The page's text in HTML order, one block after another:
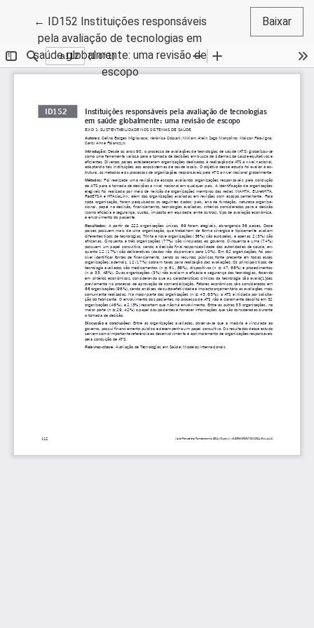
← Voltar aos Detalhes do Artigo
ID152 Instituições responsáveis
pela avaliação de tecnologias em
saúde globalmente: uma revisão de
escopo
Baixar